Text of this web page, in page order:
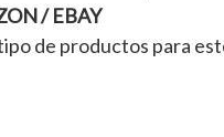
/ EBAY
de productos para